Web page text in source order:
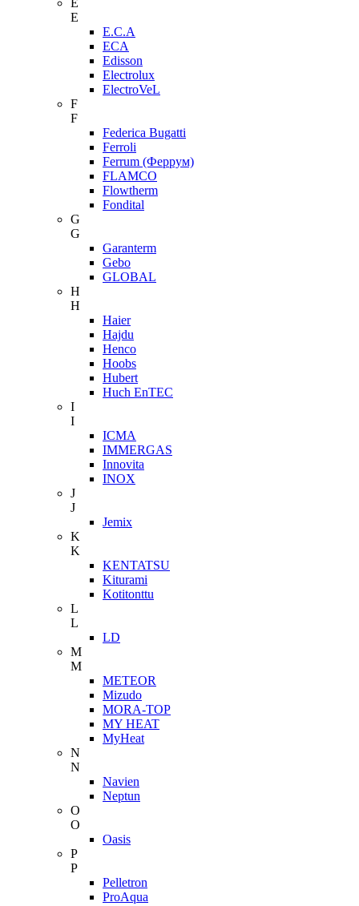
E
E
E.C.A
ECA
Edisson
Electrolux
ElectroVeL
F
F
Federica Bugatti
Ferroli
Ferrum (Феррум)
FLAMCO
Flowtherm
Fondital
G
G
Garanterm
Gebo
GLOBAL
H
H
Haier
Hajdu
Henco
Hoobs
Hubert
Huch EnTEC
I
I
ICMA
IMMERGAS
Innovita
INOX
J
J
Jemix
K
K
KENTATSU
Kiturami
Kotitonttu
L
L
LD
M
M
METEOR
Mizudo
MORA-TOP
MY HEAT
MyHeat
N
N
Navien
Neptun
O
O
Oasis
P
P
Pelletron
ProAqua